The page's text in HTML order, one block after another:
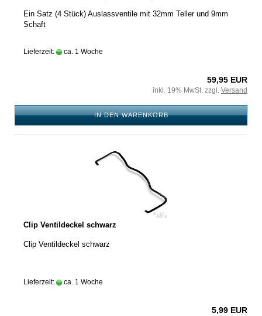
Ein Satz (4 Stück) Auslassventile mit 32mm Teller und 9mm
Schaft
Lieferzeit: ca. 1 Woche
59,95 EUR
inkl. 19% MwSt. zzgl. Versand
IN DEN WARENKORB
Clip Ventildeckel schwarz
Clip Ventildeckel schwarz
Lieferzeit: ca. 1 Woche
5,99 EUR